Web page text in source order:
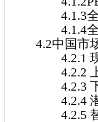
4.1.3全球
4.1.4全球
4.2中国市
4.2.1 现有
4.2.2 上
4.2.3 下
4.2.4 潜
4.2.5 替